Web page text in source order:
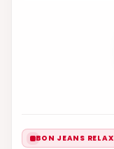
BON JEANS